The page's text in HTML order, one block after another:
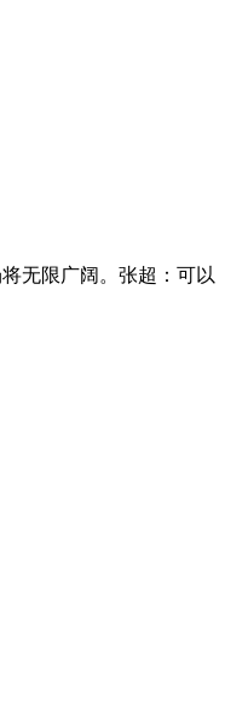
无限广阔。张超：可以